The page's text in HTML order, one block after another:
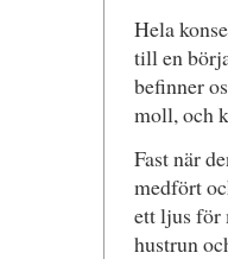
Hela
till en
befinner
moll, och
Fast när
medfört
ett ljus för
hustrun